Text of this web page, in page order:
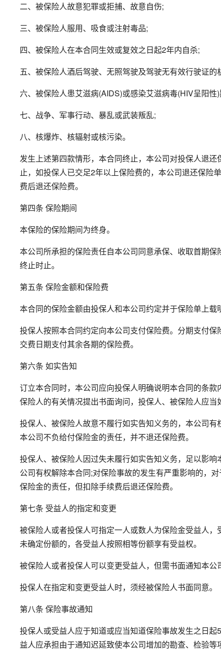
二、被保险人故意犯罪或拒捕、故意自伤;
三、被保险人服用、吸食或注射毒品;
四、被保险人在本合同生效或复效之日起2年内自杀;
五、被保险人酒后驾驶、无照驾驶及驾驶无有效行驶证的
六、被保险人患艾滋病(AIDS)或感染艾滋病毒(HIV呈阳性
七、战争、军事行动、暴乱或武装叛乱;
八、核爆炸、核辐射或核污染。
发生上述第四款情形，本合同终止，本公司对投保人退
止，如投保人已交足2年以上保险费的，本公司退还保险
费后退还保险费。
第四条 保险期间
本保险的保险期间为终身。
本公司所承担的保险责任自本公司同意承保、收取首期
终止时止。
第五条 保险金额和保险费
本合同的保险金额由投保人和本公司约定并于保险单上载
投保人按照本合同约定向本公司支付保险费。分期支付
交费日期支付其余各期的保险费。
第六条 如实告知
订立本合同时，本公司应向投保人明确说明本合同的条
保险人的有关情况提出书面询问，投保人、被保险人应当
投保人、被保险人故意不履行如实告知义务的，本公司
本公司不负给付保险金的责任，并不退还保险费。
投保人、被保险人因过失未履行如实告知义务，足以影
公司有权解除本合同;对保险事故的发生有严重影响的，
保险金的责任，但扣除手续费后退还保险费。
第七条 受益人的指定和变更
被保险人或者投保人可指定一人或数人为保险金受益人
未确定份额的，各受益人按照相等份额享有受益权。
被保险人或者投保人可以变更受益人，但需书面通知本
投保人在指定和变更受益人时，须经被保险人书面同意。
第八条 保险事故通知
投保人或受益人应于知道或应当知道保险事故发生之日
益人应承担由于通知迟延致使本公司增加的勘查、检验